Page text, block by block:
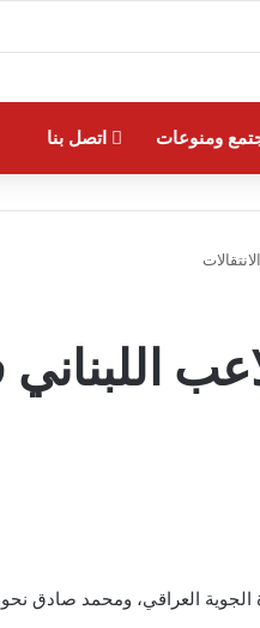
ومنوعات اتصل بنا
الجوية العراقي، ومحمد صادق